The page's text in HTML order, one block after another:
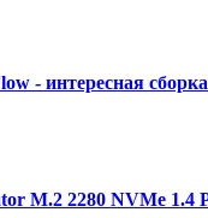
- интересная
M.2 2280 NVMe 1.4